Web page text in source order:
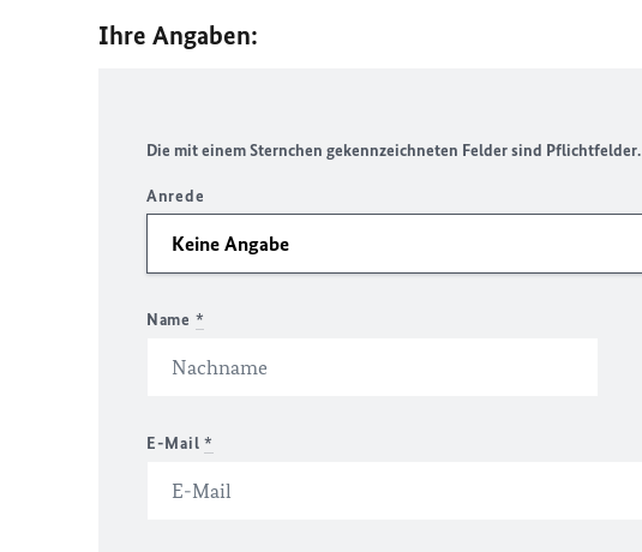
Ihre Angaben:
Die mit einem Sternchen gekennzeichneten Felder sind Pflichtfelder.
Anrede
Name *
E-Mail *